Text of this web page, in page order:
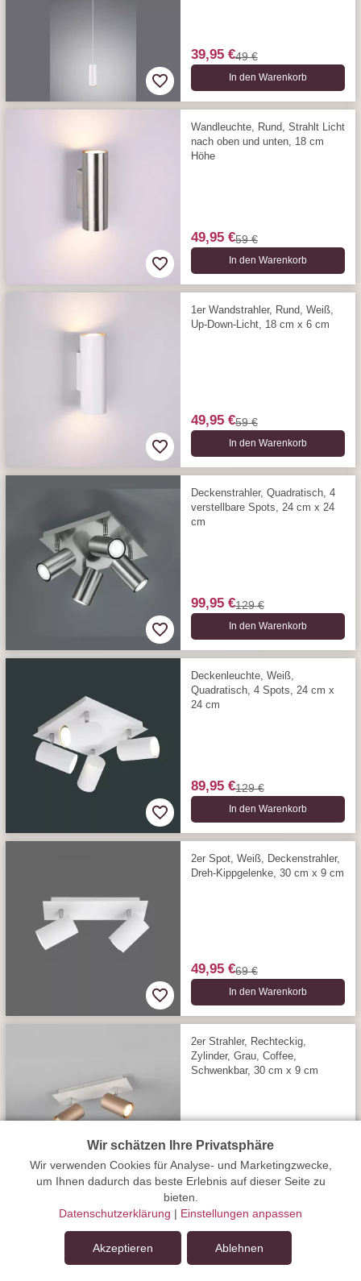
39,95 €49 €
In den Warenkorb
Wandleuchte, Rund, Strahlt Licht
nach oben und unten, 18 cm
Höhe
49,95 €59 €
In den Warenkorb
1er Wandstrahler, Rund, Weiß,
Up-Down-Licht, 18 cm x 6 cm
49,95 €59 €
In den Warenkorb
Deckenstrahler, Quadratisch, 4
verstellbare Spots, 24 cm x 24
cm
99,95 €129 €
In den Warenkorb
Deckenleuchte, Weiß,
Quadratisch, 4 Spots, 24 cm x
24 cm
89,95 €129 €
In den Warenkorb
2er Spot, Weiß, Deckenstrahler,
Dreh-Kippgelenke, 30 cm x 9 cm
49,95 €69 €
In den Warenkorb
2er Strahler, Rechteckig,
Zylinder, Grau, Coffee,
Schwenkbar, 30 cm x 9 cm
59,95 €79 €
In den Warenkorb
Das könnte Ihnen gefallen
In den Warenkorb
Wir schätzen Ihre Privatsphäre
Wir verwenden Cookies für Analyse- und Marketingzwecke,
um Ihnen dadurch das beste Erlebnis auf dieser Seite zu
bieten.
Datenschutzerklärung | Einstellungen anpassen
Akzeptieren Ablehnen